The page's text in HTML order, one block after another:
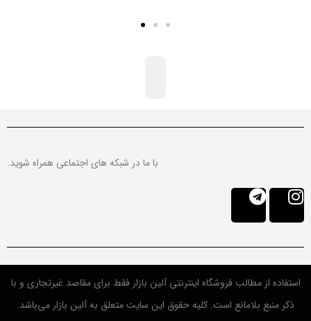
با ما در شبکه های اجتماعی همراه شوید.
استفاده از مطالب فروشگاه اینترنتی آلین بازار فقط برای مقاصد غیرتجاری و با
ذکر منبع بلامانع است. کلیه حقوق این سایت متعلق به آلین بازار می‌باشد.